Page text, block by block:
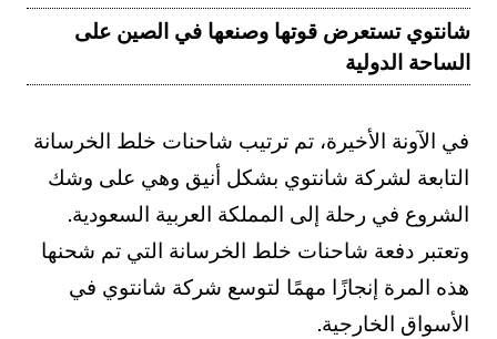
شانتوي تستعرض قوتها وصنعها في الصين على
الساحة الدولية
في الآونة الأخيرة، تم ترتيب شاحنات خلط الخرسانة
التابعة لشركة شانتوي بشكل أنيق وهي على وشك
الشروع في رحلة إلى المملكة العربية السعودية.
وتعتبر دفعة شاحنات خلط الخرسانة التي تم شحنها
هذه المرة إنجازًا مهمًا لتوسع شركة شانتوي في
الأسواق الخارجية.